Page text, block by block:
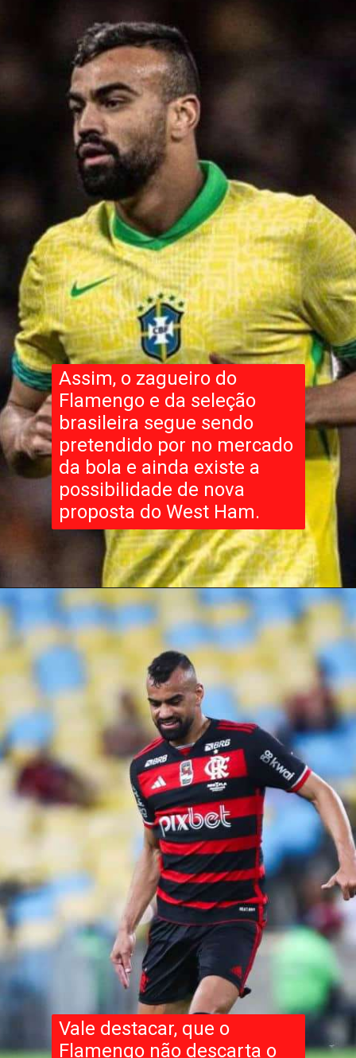
Assim, o zagueiro do
Flamengo e da seleção
brasileira segue sendo
pretendido por no mercado
da bola e ainda existe a
possibilidade de nova
proposta do West Ham.
Vale destacar, que o
Flamengo não descarta o